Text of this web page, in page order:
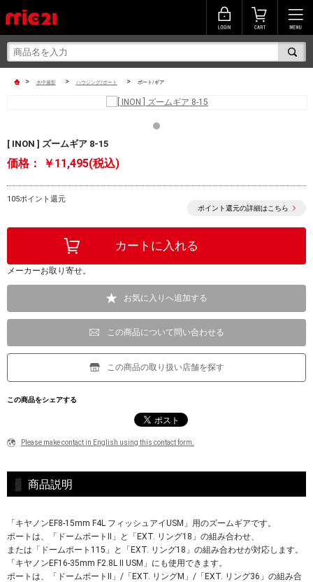
> 水中撮影 > ハウジング/ポート > ポート/ギア
[ INON ] ズームギア 8-15
価格： ￥11,495(税込)
105ポイント還元
ポイント還元の詳細はこちら
メーカーお取り寄せ。
お気に入りへ追加する
この商品について問い合わせる
この商品の取り扱い店舗を探す
この商品をシェアする
Please make contact in English using this contact form.
商品説明
「キヤノンEF8-15mm F4L フィッシュアイUSM」用のズームギアです。
ポートは、「ドームポートII」と「EXT. リング18」の組み合わせ、
または「ドームポート115」と「EXT. リング18」の組み合わせが対応します。
「キヤノンEF16-35mm F2.8L II USM」にも使用できます。
ポートは、「ドームポートII」/「EXT. リングM」/「EXT. リング36」の組み合